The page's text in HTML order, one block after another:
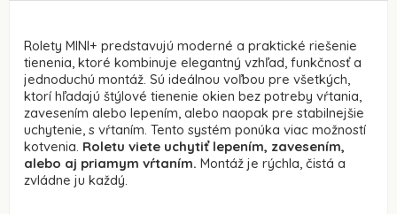
Rolety MINI+ predstavujú moderné a praktické riešenie
tienenia, ktoré kombinuje elegantný vzhľad, funkčnosť a
jednoduchú montáž. Sú ideálnou voľbou pre všetkých,
ktorí hľadajú štýlové tienenie okien bez potreby vŕtania,
zavesením alebo lepením, alebo naopak pre stabilnejšie
uchytenie, s vŕtaním. Tento systém ponúka viac možností
kotvenia. Roletu viete uchytiť lepením, zavesením,
alebo aj priamym vŕtaním. Montáž je rýchla, čistá a
zvládne ju každý.